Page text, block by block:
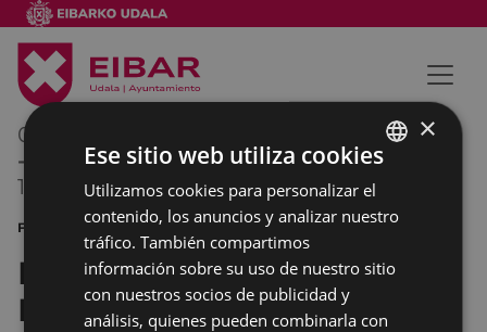
06/07/2012
-
13/07/201223:55
FIESTAS EXPOSICIÓN
IX Concentración Lambretta
Eibar
BASQUE
SPANISH
×
Ese sitio web utiliza cookies
Utilizamos cookies para personalizar el
contenido, los anuncios y analizar nuestro
tráfico. También compartimos
información sobre su uso de nuestro sitio
con nuestros socios de publicidad y
análisis, quienes pueden combinarla con